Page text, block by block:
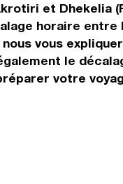
et Dhekelia
horaire
nous vous
le
votre